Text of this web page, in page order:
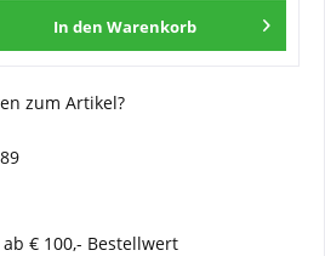
In den Warenkorb
zum Artikel?
€ 100,- Bestellwert